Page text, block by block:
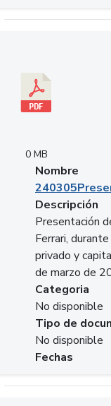
0 MB
Nombre
Descripción
Presentación
Ferrari,
privado y
de marzo de
Categoria
No disponible
Tipo de
No disponible
Fechas